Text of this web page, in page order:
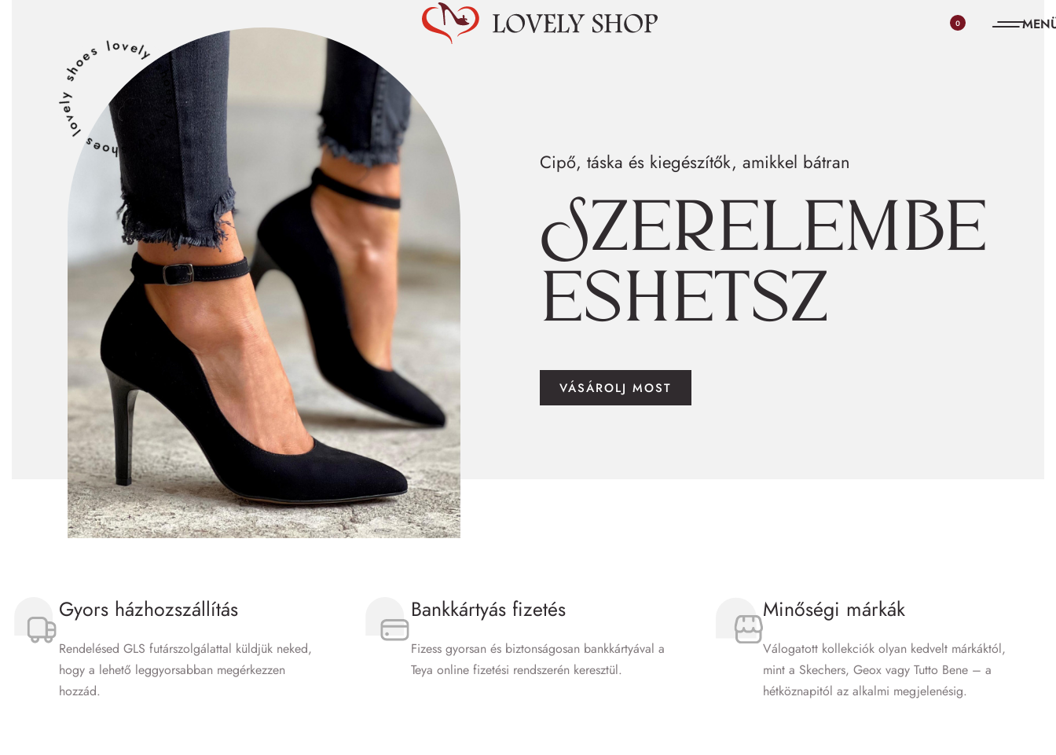
0
lovely shoes lovely shoes lovely shoes Cipő, táska és kiegészítők, amikkel bátran
Szerelembe
eshetsz
VÁSÁROLJ MOST
Gyors házhozszállítás
Rendelésed GLS futár­szolgálattal küldjük neked,
hogy a lehető leggyorsabban megérkezzen
hozzád.
Bankkártyás fizetés
Fizess gyorsan és biztonságosan bankkártyával a
Teya online fizetési rendszerén keresztül.
Minőségi márkák
Válogatott kollekciók olyan kedvelt márkáktól,
mint a Skechers, Geox vagy Tutto Bene – a
hétköznapitól az alkalmi megjelenésig.